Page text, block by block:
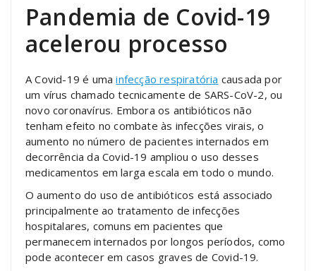
Pandemia de Covid-19
acelerou processo
A Covid-19 é umainfecção respiratória causada por
um vírus chamado tecnicamente de SARS-CoV-2, ou
novo coronavírus. Embora os antibióticos não
tenham efeito no combate às infecções virais, o
aumento no número de pacientes internados em
decorrência da Covid-19 ampliou o uso desses
medicamentos em larga escala em todo o mundo.
O aumento do uso de antibióticos está associado
principalmente ao tratamento de infecções
hospitalares, comuns em pacientes que
permanecem internados por longos períodos, como
pode acontecer em casos graves de Covid-19.